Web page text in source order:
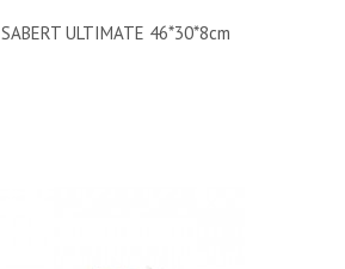
ULTIMATE 46*30*8cm